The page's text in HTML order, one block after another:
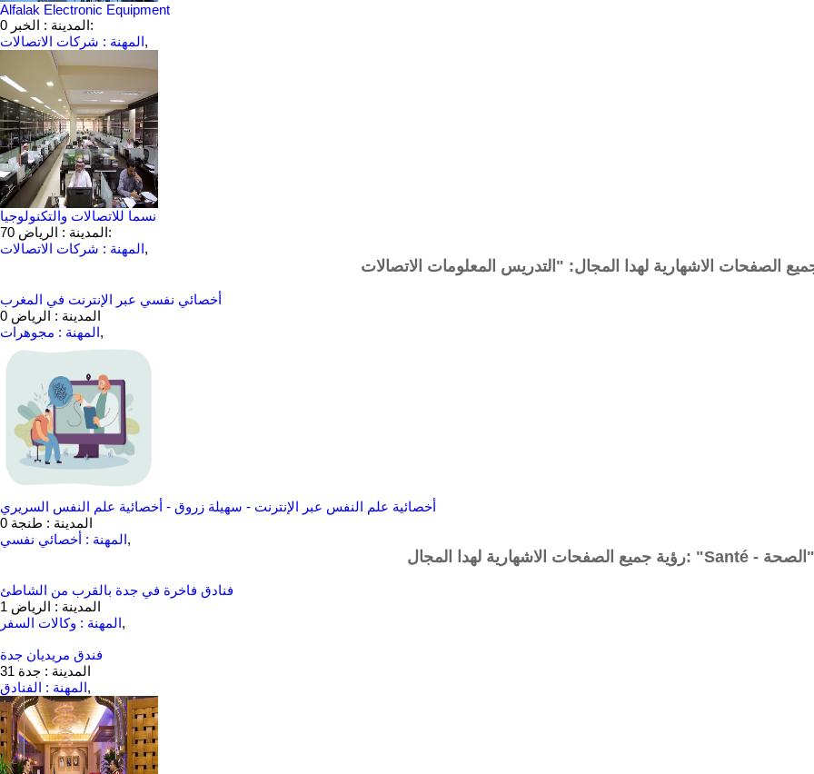
Alfalak Electronic Equipment
0
المدينة : الخبر:
المهنة : شركات الاتصالات,
نسما للاتصالات والتكنولوجيا
70
المدينة : الرياض:
المهنة : شركات الاتصالات,
أخصائي نفسي عبر الإنترنت في المغرب
0 المدينة : الرياض
المهنة : مجوهرات,
أخصائية علم النفس عبر الإنترنت - سهيلة زروق - أخصائية علم النفس السريري
0 المدينة : طنجة
المهنة : أخصائي نفسي,
رؤية جميع الصفحات الاشهارية لهدا المجال: "Santé - الصحة"
فنادق فاخرة في جدة بالقرب من الشاطئ
1 المدينة : الرياض
المهنة : وكالات السفر,
فندق مريديان جدة
31 المدينة : جدة
المهنة : الفنادق,